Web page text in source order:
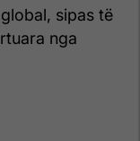
sipas të
nga